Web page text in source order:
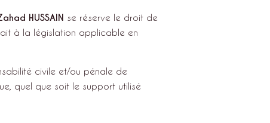
HUSSAIN se réserve le droit de
à la législation applicable en
civile et/ou pénale de
quel que soit le support utilisé